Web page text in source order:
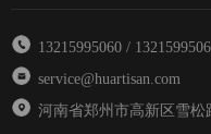
13215995060 /
service@huartisan.com
河南省郑州市高新区雪松